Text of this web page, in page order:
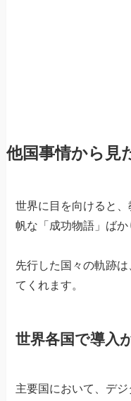
他国事情から見
世界に目を向けると
帆な「成功物語」ばか
先行した国々の軌跡
てくれます。
世界各国で導入
主要国において、デ